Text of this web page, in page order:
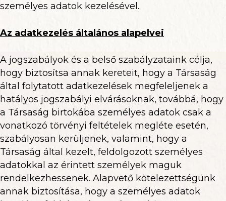
személyes adatok kezelésével.
Az adatkezelés általános alapelvei
A jogszabályok és a belső szabályzataink célja,
hogy biztosítsa annak kereteit, hogy a Társaság
által folytatott adatkezelések megfeleljenek a
hatályos jogszabályi elvárásoknak, továbbá, hogy
a Társaság birtokába személyes adatok csak a
vonatkozó törvényi feltételek megléte esetén,
szabályosan kerüljenek, valamint, hogy a
Társaság által kezelt, feldolgozott személyes
adatokkal az érintett személyek maguk
rendelkezhessenek. Alapvető kötelezettségünk
annak biztosítása, hogy a személyes adatok